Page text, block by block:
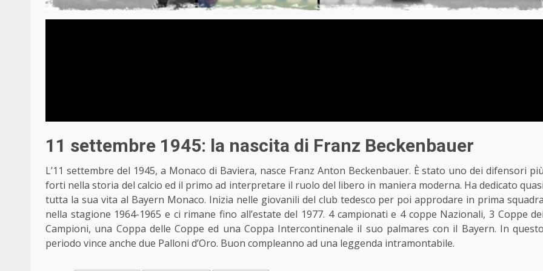
11 settembre 1945: la nascita di Franz Beckenbauer
L’11 settembre del 1945, a Monaco di Baviera, nasce Franz Anton Beckenbauer. È stato uno dei difensori più
forti nellastoria del calcio ed il primo ad interpretare il ruolo del libero in maniera moderna. Ha dedicato quasi
tutta la sua vita al Bayern Monaco. Inizia nelle giovanili del club tedesco per poi approdare in prima squadra
nella stagione 1964-1965 e ci rimane fino all’estate del 1977. 4 campionati e 4 coppe Nazionali, 3 Coppe dei
Campioni, una Coppa delle Coppe ed una Coppa Intercontinenale il suo palmares con il Bayern. In questo
periodo vince anche due Palloni d’Oro. Buon compleanno ad una leggenda intramontabile.